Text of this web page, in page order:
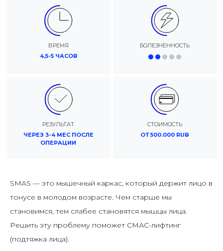
ВРЕМЯ
4,5-5 ЧАСОВ
БОЛЕЗНЕННОСТЬ
РЕЗУЛЬТАТ
ЧЕРЕЗ 3-4 МЕС ПОСЛЕ
ОПЕРАЦИИ
СТОИМОСТЬ
ОТ 500.000 RUB
SMAS — это мышечный каркас, который держит лицо в
тонусе в молодом возрасте. Чем старше мы
становимся, тем слабее становятся мышцы лица.
Решить эту проблему поможет СМАС-лифтинг
(подтяжка лица).